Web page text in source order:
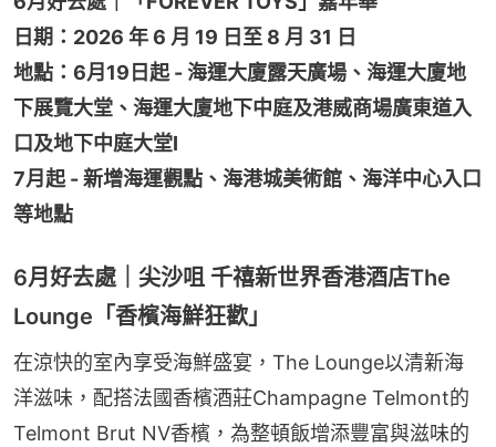
日期：2026 年 6 月 19 日至 8 月 31 日
地點：6月19日起 - 海運大廈露天廣場、海運大廈地
下展覽大堂、海運大廈地下中庭及港威商場廣東道入
口及地下中庭大堂I
7月起 - 新增海運觀點、海港城美術館、海洋中心入口
等地點
6月好去處｜尖沙咀 千禧新世界香港酒店The
Lounge「香檳海鮮狂歡」
在涼快的室內享受海鮮盛宴，The Lounge以清新海
洋滋味，配搭法國香檳酒莊Champagne Telmont的
Telmont Brut NV香檳，為整頓飯增添豐富與滋味的